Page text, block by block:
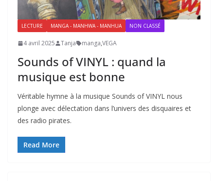
LECTURE MANGA - MANHWA - MANHUA NON CLASSÉ
4 avril 2025 Tanja manga,VEGA
Sounds of VINYL : quand la
musique est bonne
Véritable hymne à la musique Sounds of VINYL nous
plonge avec délectation dans l’univers des disquaires et
des radio pirates.
Read More